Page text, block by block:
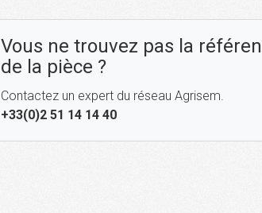
Vous ne trouvez pas la
de la pièce ?
Contactez un expert du réseau Agrisem.
+33(0)2 51 14 14 40